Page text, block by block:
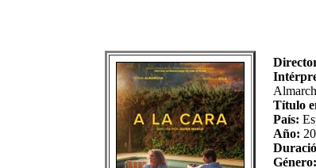
Título
País:
Año:
Género: